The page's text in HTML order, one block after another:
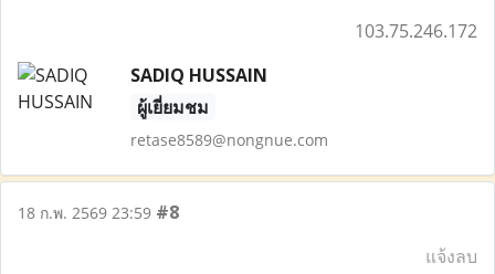
103.75.246.172
SADIQ HUSSAIN
ผู้เยี่ยมชม
retase8589@nongnue.com
18 ก.พ. 2569 23:59 #8
แจ้งลบ